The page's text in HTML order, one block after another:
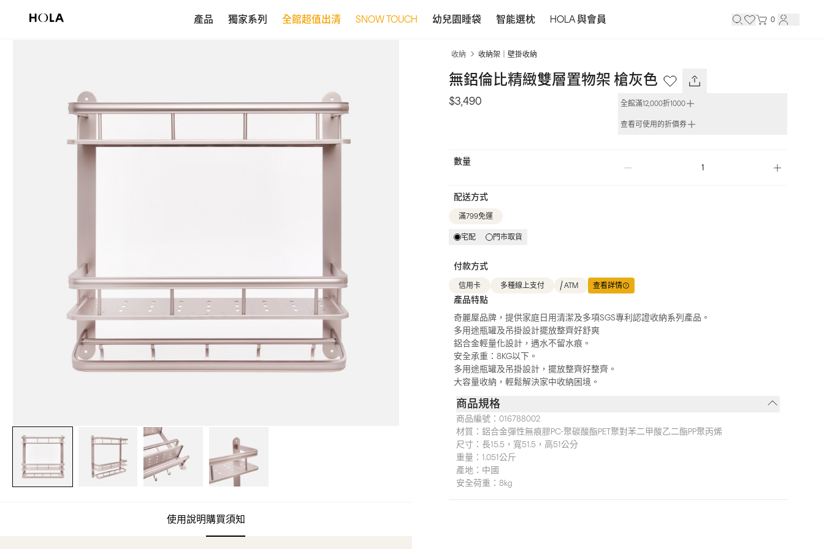
產品 獨家系列 全館超值出清 SNOW TOUCH 幼兒園睡袋 智能選枕 HOLA 與會員 0
使用說明購買須知
收納 收納架｜壁掛收納
無鋁倫比精緻雙層置物架 槍灰色
$3,490 全館滿12,000折1000
查看可使用的折價券
數量
配送方式
滿799免運
宅配 門市取貨
付款方式
信用卡 多種線上支付 ATM 查看詳情
產品特點
奇麗屋品牌，提供家庭日用清潔及多項SGS專利認證收納系列產品。
多用途瓶罐及吊掛設計擺放整齊好舒爽
鋁合金輕量化設計，遇水不留水痕。
安全承重：8KG以下。
多用途瓶罐及吊掛設計，擺放整齊好整齊。
大容量收納，輕鬆解決家中收納困境。
商品規格
商品編號： 016788002
材質： 鋁合金彈性無痕膠PC-聚碳酸酯PET聚對苯二甲酸乙二酯PP聚丙烯
尺寸： 長15.5，寬51.5，高51公分
重量： 1.051公斤
產地： 中國
安全荷重：8kg